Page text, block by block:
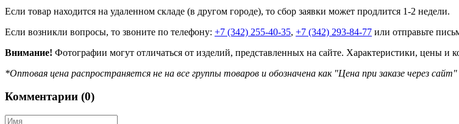
Если товар находится на удаленном складе (в другом городе), то сбор заявки может продлится 1-2 недели.
Если возникли вопросы, то звоните по телефону: +7 (342) 255-40-35, +7 (342) 293-84-77 или отправьте
Внимание! Фотографии могут отличаться от изделий, представленных на сайте. Характеристики, цены и
*Оптовая цена распространяется не на все группы товаров и обозначена как "Цена при заказе через сайт"
Комментарии (0)